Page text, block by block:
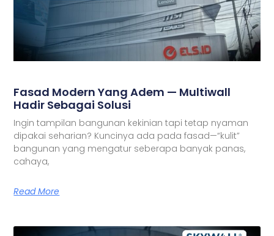
Fasad Modern Yang Adem — Multiwall
Hadir Sebagai Solusi
Ingin tampilan bangunan kekinian tapi tetap nyaman
dipakai seharian? Kuncinya ada pada fasad—“kulit”
bangunan yang mengatur seberapa banyak panas,
cahaya,
Read More